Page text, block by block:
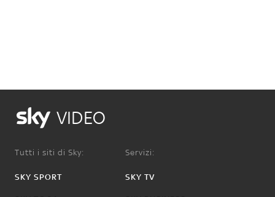
VIDEO
Tutti i siti di Sky:
SKY SPORT
Servizi:
SKY TV